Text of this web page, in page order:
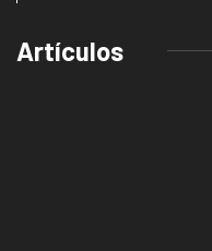
Artículos